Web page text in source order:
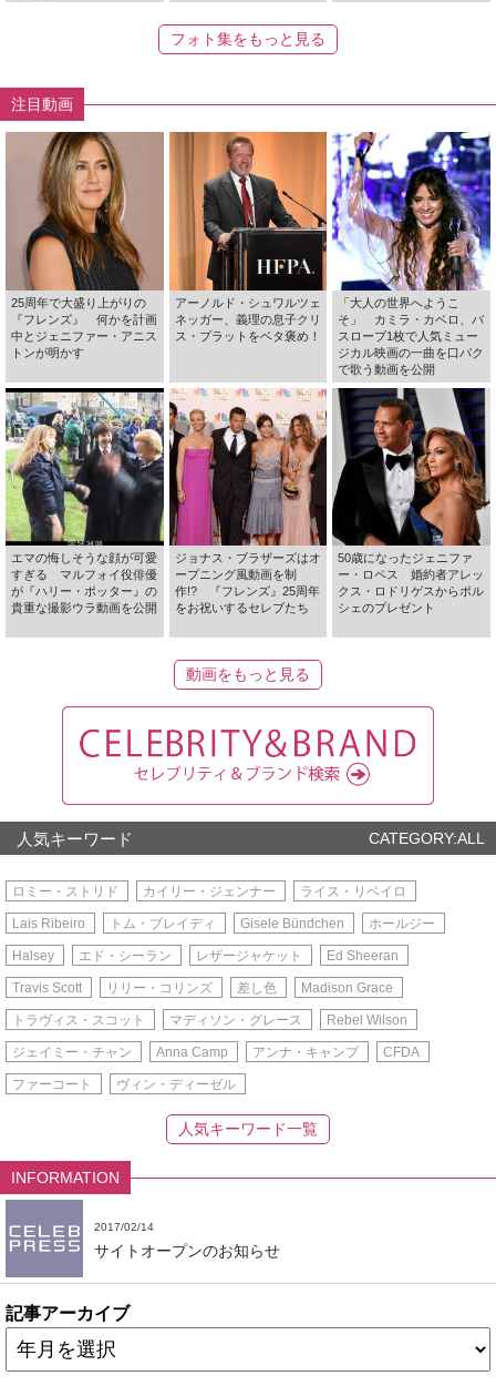
フォト集をもっと見る
注目動画
25周年で大盛り上がりの
『フレンズ』 何かを計画
中とジェニファー・アニス
トンが明かす
アーノルド・シュワルツェ
ネッガー、義理の息子クリ
ス・プラットをベタ褒め！
「大人の世界へようこ
そ」 カミラ・カベロ、バ
スローブ1枚で人気ミュー
ジカル映画の一曲を口パク
で歌う動画を公開
エマの悔しそうな顔が可愛
すぎる マルフォイ役俳優
が『ハリー・ポッター』の
貴重な撮影ウラ動画を公開
ジョナス・ブラザーズはオ
ープニング風動画を制
作!? 『フレンズ』25周年
をお祝いするセレブたち
50歳になったジェニファ
ー・ロペス 婚約者アレッ
クス・ロドリゲスからポル
シェのプレゼント
動画をもっと見る
人気キーワード CATEGORY:ALL
ロミー・ストリド カイリー・ジェンナー ライス・リベイロ
Lais Ribeiro トム・ブレイディ Gisele Bündchen ホールジー
Halsey エド・シーラン レザージャケット Ed Sheeran
Travis Scott リリー・コリンズ 差し色 Madison Grace
トラヴィス・スコット マディソン・グレース Rebel Wilson
ジェイミー・チャン Anna Camp アンナ・キャンプ CFDA
ファーコート ヴィン・ディーゼル
人気キーワード一覧
INFORMATION
2017/02/14
サイトオープンのお知らせ
記事アーカイブ